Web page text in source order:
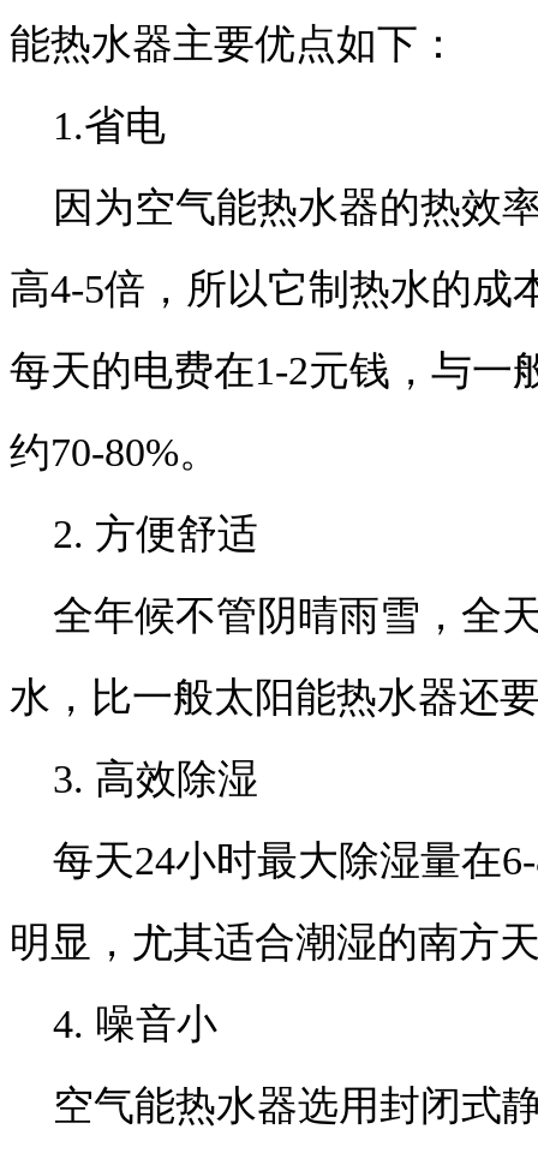
能热水器主要优点如下：
1.省电
因为空气能热水器的热效
高4-5倍，所以它制热水的成
每天的电费在1-2元钱，与一
约70-80%。
2. 方便舒适
全年候不管阴晴雨雪，全
水，比一般太阳能热水器还
3. 高效除湿
每天24小时最大除湿量在
明显，尤其适合潮湿的南方
4. 噪音小
空气能热水器选用封闭式